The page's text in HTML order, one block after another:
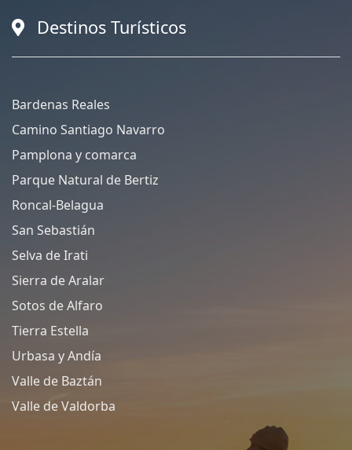
Destinos Turísticos
Bardenas Reales
Camino Santiago Navarro
Pamplona y comarca
Parque Natural de Bertiz
Roncal-Belagua
San Sebastián
Selva de Irati
Sierra de Aralar
Sotos de Alfaro
Tierra Estella
Urbasa y Andía
Valle de Baztán
Valle de Valdorba